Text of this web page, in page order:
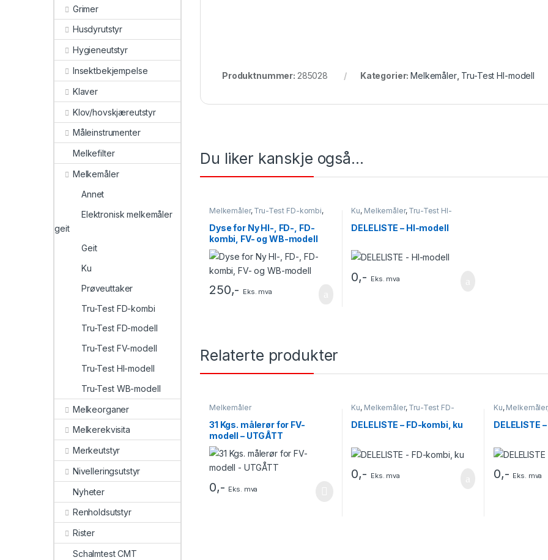
Produktnummer: 285028 Kategorier:Melkemåler, Tru-Test HI-modell
Du liker kanskje også…
Melkemåler, Tru-Test FD-kombi,
modell,Tru-Test HI-modell,Tru-
Test WB-modell
Dyse for Ny HI-, FD-, FD-
kombi, FV- og WB-modell
250,- Eks. mva
Ku, Melkemåler, Tru-Test HI-
DELELISTE – HI-modell
0,- Eks. mva
Relaterte produkter
Melkemåler
31 Kgs. målerør for FV-
modell – UTGÅTT
0,- Eks. mva
Ku, Melkemåler, Tru-Test FD-
DELELISTE – FD-kombi, ku
0,- Eks. mva
Ku, Melkemåler
DELELISTE
0,- Eks. mva
Grimer
Husdyrutstyr
Hygieneutstyr
Insektbekjempelse
Klaver
Klov/hovskjæreutstyr
Måleinstrumenter
Melkefilter
Melkemåler
Annet
Elektronisk melkemåler
geit
Geit
Ku
Prøveuttaker
Tru-Test FD-kombi
Tru-Test FD-modell
Tru-Test FV-modell
Tru-Test HI-modell
Tru-Test WB-modell
Melkeorganer
Melkerekvisita
Merkeutstyr
Nivelleringsutstyr
Nyheter
Renholdsutstyr
Rister
Schalmtest CMT